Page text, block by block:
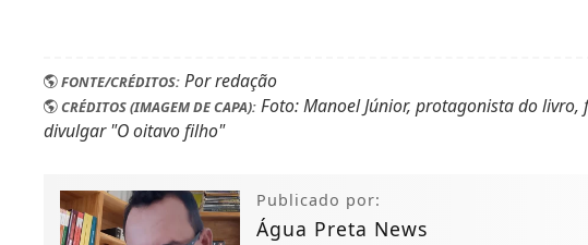
FONTE/CRÉDITOS: Por redação
CRÉDITOS (IMAGEM DE CAPA): Foto: Manoel Júnior, protagonista do
divulgar "O oitavo filho"
Publicado por:
Água Preta News